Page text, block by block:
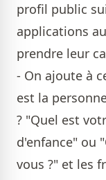
profil public
applications
prendre leur
- On ajoute à
est la
? "Quel est
d'enfance" ou
vous ?" et les